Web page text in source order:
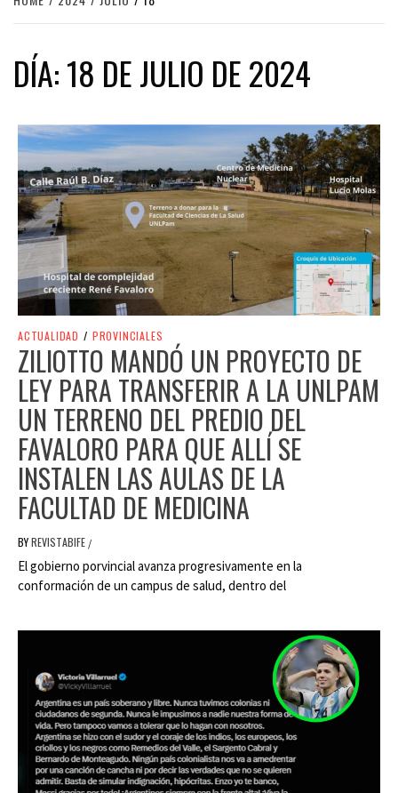
DÍA:18 DE JULIO DE 2024
ACTUALIDAD / PROVINCIALES
ZILIOTTO MANDÓ UN PROYECTO DE
LEY PARA TRANSFERIR A LA UNLPAM
UN TERRENO DEL PREDIO DEL
FAVALORO PARA QUE ALLÍ SE
INSTALEN LAS AULAS DE LA
FACULTAD DE MEDICINA
BYREVISTABIFE /
El gobierno porvincial avanza progresivamente en la
conformación de un campus de salud, dentro del